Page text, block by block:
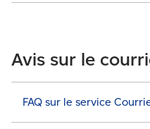
Avis sur le
FAQ sur le service